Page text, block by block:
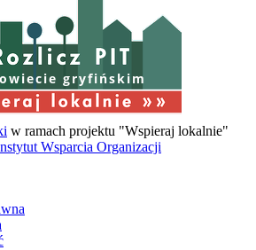
gryfińskim
w ramach projektu "Wspieraj lokalnie"
Wsparcia Organizacji